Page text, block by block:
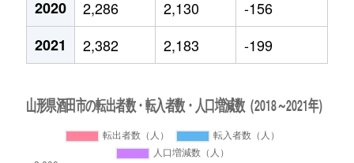
2020
2,286 2,130
-156
2021
2,382 2,183 -199